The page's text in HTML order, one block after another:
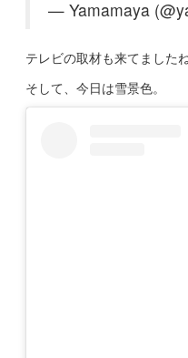
— Yamamaya
テレビの取材も来てました
そして、今日は雪景色。